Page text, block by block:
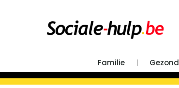
Familie